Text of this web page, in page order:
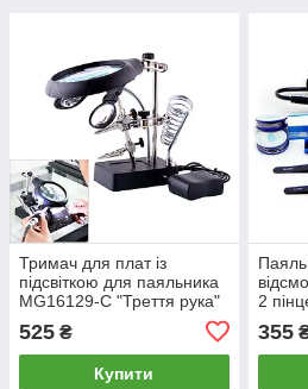
Тримач для плат із
підсвіткою для паяльника
MG16129-C "Треття рука"
525 ₴
Купити
2
355